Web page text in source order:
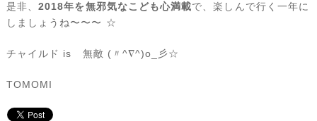
是非、2018年を無邪気なこども心満載で、楽しんで行く一年に
しましょうね〜〜〜 ☆
チャイルド is 無敵 (〃^∇^)o_彡☆
TOMOMI